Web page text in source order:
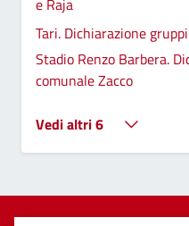
e Raja
Tari. Dichiarazione
Stadio Renzo Barbera.
comunale Zacco
Vedi altri 6